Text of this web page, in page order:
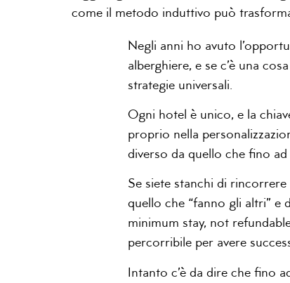
come il metodo induttivo può
Negli anni ho avuto
alberghiere, e se c’è una
strategie universali.
Ogni hotel è unico, e la
proprio nella
diverso da quello che fino
Se siete stanchi di
quello che “fanno gli altri” e
minimum stay, not
percorribile per avere
Intanto c’è da dire che fino